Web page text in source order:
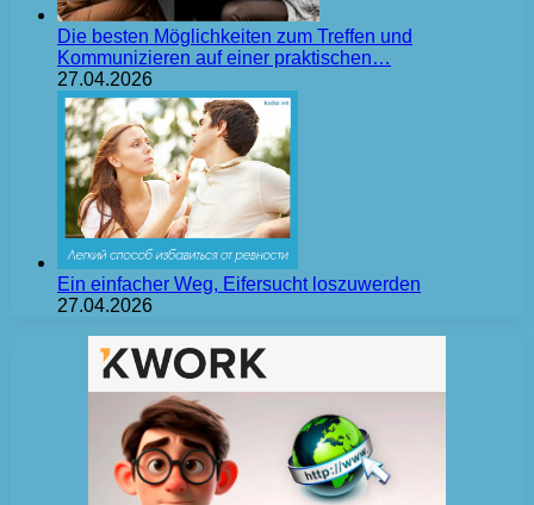
Die besten Möglichkeiten zum Treffen und
Kommunizieren auf einer praktischen…
27.04.2026
Ein einfacher Weg, Eifersucht loszuwerden
27.04.2026